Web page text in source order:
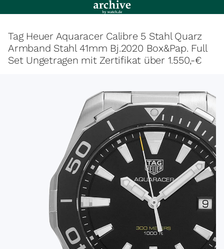
Tag Heuer Aquaracer Calibre 5 Stahl Quarz
Armband Stahl 41mm Bj.2020 Box&Pap. Full
Set Ungetragen mit Zertifikat über 1.550,-€